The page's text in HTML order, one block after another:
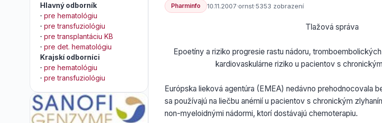
Pharminfo 10.11.2007·ornst·5353 zobrazení
Tlažová správa
Epoetíny a riziko progresie rastu nádoru,
kardiovaskulárne riziko u pacientov s
Európska lieková agentúra (EMEA) nedávno prehodnocovala
sa používajú na liečbu anémií u pacientov s chronickým
non-myeloidnými nádormi, ktorí dostávajú chemoterapiu.
Hlavný odborník
· pre hematológiu
· pre transfuziológiu
· pre transplantáciu KB
· pre det. hematológiu
Krajskí odborníci
· pre hematológiu
· pre transfuziológiu